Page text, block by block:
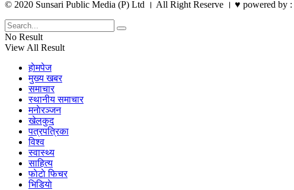
© 2020 Sunsari Public Media (P) Ltd । All Right Reserve । ♥ powered by :
No Result
View All Result
हाेमपेज
मुख्य खबर
समाचार
स्थानीय समाचार
मनाेरञ्जन
खेलकुद
पत्रपत्रिका
विश्व
स्वास्थ्य
साहित्य
फाेटाे फिचर
भिडियाे